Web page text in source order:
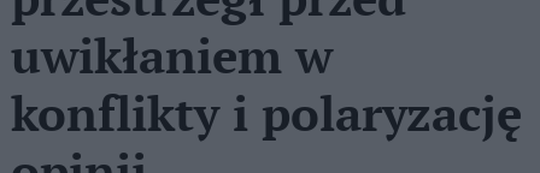
uwikłaniem w
konflikty i polaryzację